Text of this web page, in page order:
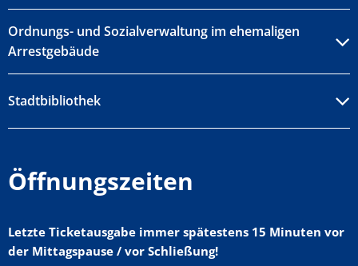
Ordnungs- und Sozialverwaltung im ehemaligen
Arrestgebäude
Stadtbibliothek
Öffnungszeiten
Letzte Ticketausgabe immer spätestens 15 Minuten vor
der Mittagspause / vor Schließung!